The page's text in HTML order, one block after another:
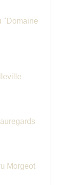
"Domaine
Morgeot